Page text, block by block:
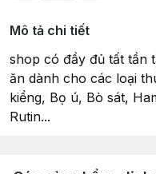
Mô tả chi tiết
shop có đầy đủ tất tần
ăn dành cho các loại
kiểng, Bọ ú, Bò sát,
Rutin...